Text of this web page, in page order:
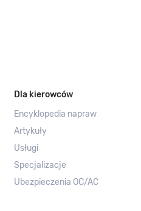
Dla kierowców
Encyklopedia napraw
Artykuły
Usługi
Specjalizacje
Ubezpieczenia OC/AC